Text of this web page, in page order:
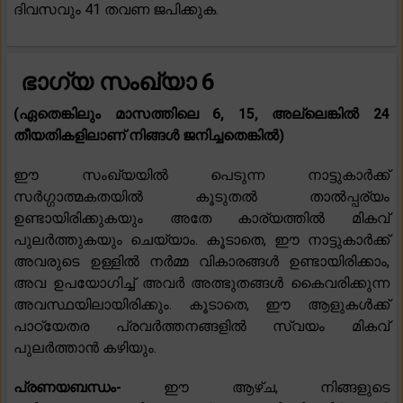
ദിവസവും 41 തവണ ജപിക്കുക.
ഭാഗ്യ സംഖ്യാ 6
(ഏതെങ്കിലും മാസത്തിലെ 6, 15, അല്ലെങ്കിൽ 24
തീയതികളിലാണ് നിങ്ങൾ ജനിച്ചതെങ്കിൽ)
ഈ സംഖ്യയിൽ പെടുന്ന നാട്ടുകാർക്ക്
സർഗ്ഗാത്മകതയിൽ കൂടുതൽ താൽപ്പര്യം
ഉണ്ടായിരിക്കുകയും അതേ കാര്യത്തിൽ മികവ്
പുലർത്തുകയും ചെയ്യാം. കൂടാതെ, ഈ നാട്ടുകാർക്ക്
അവരുടെ ഉള്ളിൽ നർമ്മ വികാരങ്ങൾ ഉണ്ടായിരിക്കാം,
അവ ഉപയോഗിച്ച് അവർ അത്ഭുതങ്ങൾ കൈവരിക്കുന്ന
അവസ്ഥയിലായിരിക്കും. കൂടാതെ, ഈ ആളുകൾക്ക്
പാഠ്യേതര പ്രവർത്തനങ്ങളിൽ സ്വയം മികവ്
പുലർത്താൻ കഴിയും.
പ്രണയബന്ധം- ഈ ആഴ്ച, നിങ്ങളുടെ